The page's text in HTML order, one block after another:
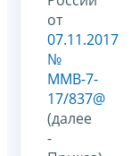
от
07.11.2017
№
ММВ-7-
17/837@
(далее
-